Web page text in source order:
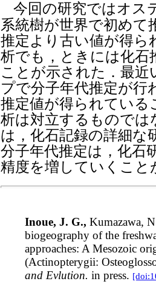
今回の研究ではオス
系統樹が世界で初めて
推定より古い値が得ら
析でも，ときには化石
ことが示された．最近
プで分子年代推定が行
推定値が得られている
析は対立するものでは
は，化石記録の詳細な
分子年代推定は，化石
精度を増していくこと
Inoue, J. G., Kumazawa,
biogeography of the
approaches: A Mesozoic
(Actinopterygii:
and Evlution. in press.